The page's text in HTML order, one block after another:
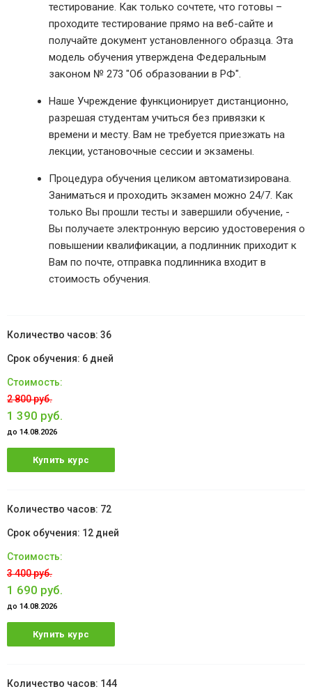
тестирование. Как только сочтете, что готовы –
проходите тестирование прямо на веб-сайте и
получайте документ установленного образца. Эта
модель обучения утверждена Федеральным
законом № 273 "Об образовании в РФ".
Наше Учреждение функционирует дистанционно,
разрешая студентам учиться без привязки к
времени и месту. Вам не требуется приезжать на
лекции, установочные сессии и экзамены.
Процедура обучения целиком автоматизирована.
Заниматься и проходить экзамен можно 24/7. Как
только Вы прошли тесты и завершили обучение, -
Вы получаете электронную версию удостоверения о
повышении квалификации, а подлинник приходит к
Вам по почте, отправка подлинника входит в
стоимость обучения.
36
6 дней
2 800 руб.
1 390 руб.
до 14.08.2026
Купить курс
72
12 дней
3 400 руб.
1 690 руб.
до 14.08.2026
Купить курс
144